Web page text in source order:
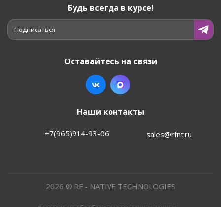
Будь всегда в курсе!
Подписаться
Оставайтесь на связи
Наши контакты
+7(965)914-93-06 sales@rfnt.ru
2026 © RF - NATIVE TECHNOLOGIES